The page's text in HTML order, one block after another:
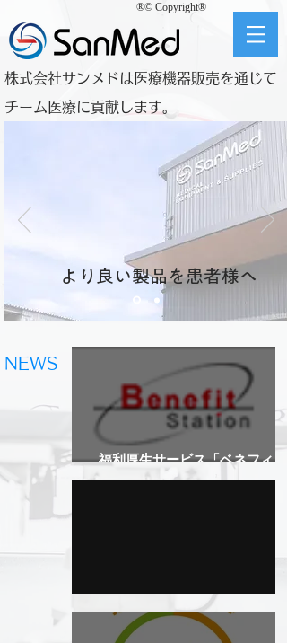
®© Copyright®
株式会社サンメドは医療機器販売を通じて
チーム医療に貢献します。
​より良い製品を患者様へ
NEWS
福利厚生サービス「ベネフィッ
ステーション」加入
名古屋営業所移転のお知らせ